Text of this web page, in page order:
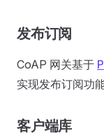
发布订阅
CoAP 网关基于
实现发布订阅功
客户端库